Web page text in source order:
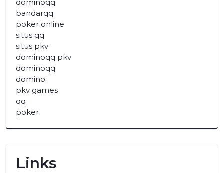
dominoqq
bandarqq
poker online
situs qq
situs pkv
dominoqq pkv
dominoqq
domino
pkv games
qq
poker
Links